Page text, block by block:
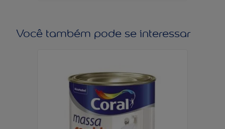
Você também pode se interessar